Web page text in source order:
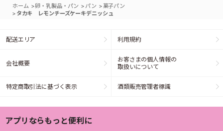
ホーム >卵・乳製品・パン > パン >菓子パン
> タカキ レモンチーズケーキデニッシュ
配送エリア 利用規約
会社概要
お客さまの個人情報の
取扱いについて
特定商取引法に基づく表示 酒類販売管理者標識
アプリならもっと便利に